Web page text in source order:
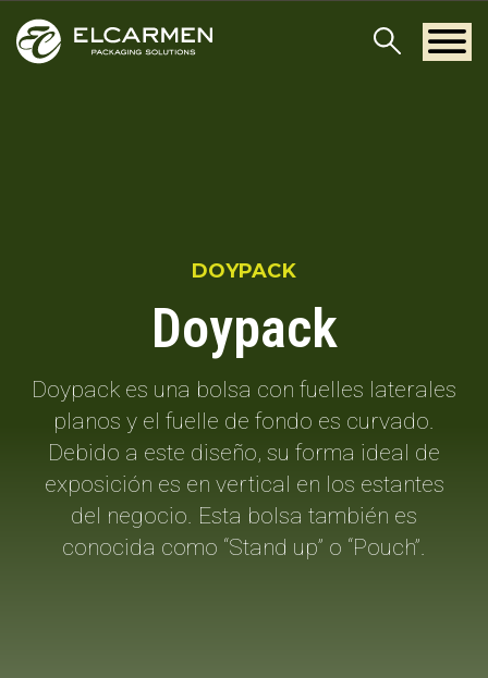
DOYPACK
Doypack
Doypack es una bolsa con fuelles laterales
planos y el fuelle de fondo es curvado.
Debido a este diseño, su forma ideal de
exposición es en vertical en los estantes
del negocio. Esta bolsa también es
conocida como “Stand up” o “Pouch”.